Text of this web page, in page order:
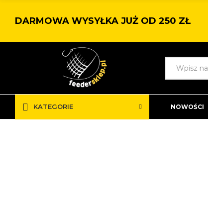
DARMOWA WYSYŁKA JUŻ OD 250 ZŁ
KATEGORIE NOWOŚCI